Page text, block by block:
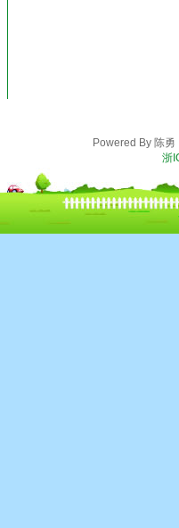
Powered By 陈
浙